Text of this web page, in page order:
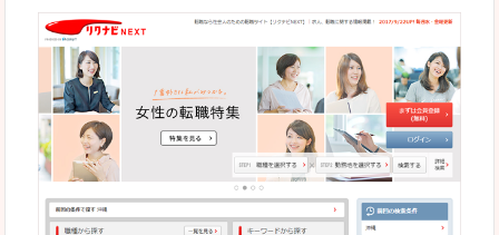
良いところ
正社員求人が約80％、正社員で長く働きたい方に
働く女のワーク＆ライフマガジン「woman type
悪いところ
求人の掲載数が少ないです。
求人の掲載情報の文字が小さめで、少し見づらい